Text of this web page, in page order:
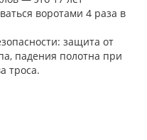
воротами 4 раза в
защита от
падения полотна при
троса.